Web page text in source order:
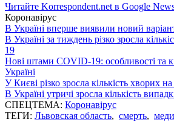
Читайте Korrespondent.net в Google
Коронавірус
В Україні вперше виявили новий
В Україні за тиждень різко зросла
19
Нові штами COVID-19: особливості та
Україні
У Києві різко зросла кількість хворих
В Україні утричі зросла кількість
СПЕЦТЕМА: Коронавірус
ТЕГИ: Львовская область, смерть,